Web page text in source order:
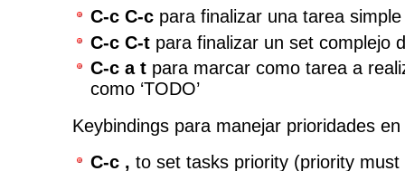
C-c C-c para finalizar una tarea simple
C-c C-t para finalizar un set complejo
C-c a t para marcar como tarea a
como ‘TODO’
Keybindings para manejar prioridades
C-c , to set tasks priority (priority